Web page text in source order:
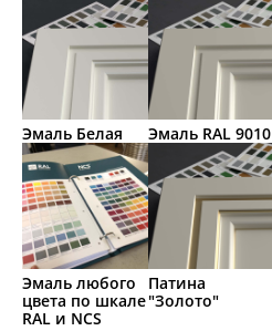
Эмаль Белая Эмаль RAL 9010
Эмаль любого
цвета по шкале
RAL и NCS
Патина
"Золото"